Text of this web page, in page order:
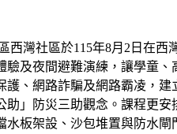
灣社區於115年8月2日在
及夜間避難演練，讓學童
、網路詐騙及網路霸凌，
」防災三助觀念。課程更
板架設、沙包堆置與防水